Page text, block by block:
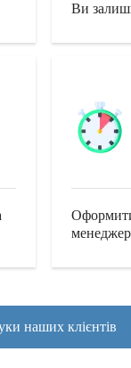
Ви
наших клієнтів